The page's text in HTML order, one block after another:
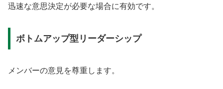
迅速な意思決定が必要な場合に有効です。
ボトムアップ型リーダーシップ
メンバーの意見を尊重します。